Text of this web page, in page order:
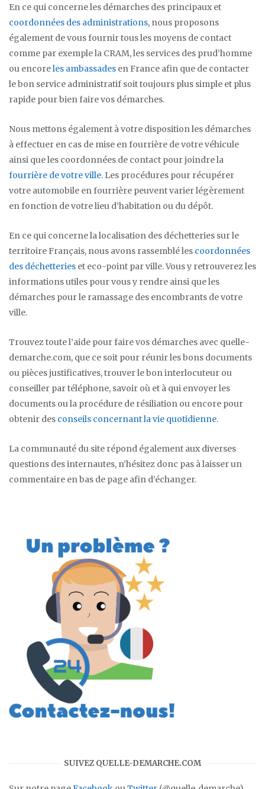
En ce qui concerne les démarches des principaux et
coordonnées des administrations, nous proposons
également de vous fournir tous les moyens de contact
comme par exemple la CRAM, les services des prud’homme
ou encoreles ambassades en France afin que de contacter
le bon service administratif soit toujours plus simple et plus
rapide pour bien faire vos démarches.
Nous mettons également à votre disposition les démarches
à effectuer en cas de mise en fourrière de votre véhicule
ainsi que les coordonnées de contact pour joindre la
fourrière de votre ville. Les procédures pour récupérer
votre automobile en fourrière peuvent varier légèrement
en fonction de votre lieu d’habitation ou du dépôt.
En ce qui concerne la localisation des déchetteries sur le
territoire Français, nous avons rassemblé les coordonnées
des déchetteries et eco-point par ville. Vous y retrouverez les
informations utiles pour vous y rendre ainsi que les
démarches pour le ramassage des encombrants de votre
ville.
Trouvez toute l’aide pour faire vos démarches avec quelle-
demarche.com, que ce soit pour réunir les bons documents
ou pièces justificatives, trouver le bon interlocuteur ou
conseiller par téléphone, savoir où et à qui envoyer les
documents ou la procédure de résiliation ou encore pour
obtenir des conseils concernant la vie quotidienne.
La communauté du site répond également aux diverses
questions des internautes, n’hésitez donc pas à laisser un
commentaire en bas de page afin d’échanger.
SUIVEZ QUELLE-DEMARCHE.COM